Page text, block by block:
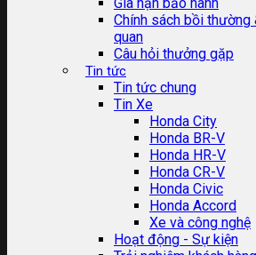
Chính sách bồi thường
quan
Câu hỏi thưởng gặp
Tin tức
Tin tức chung
Tin Xe
Honda City
Honda BR-V
Honda HR-V
Honda CR-V
Honda Civic
Honda Accord
Xe và công nghệ
Hoạt động - Sự kiện